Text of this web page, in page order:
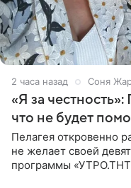
2 часа назад Соня
«Я за честность»:
что не будет
Пелагея откровенно
не желает своей
программы